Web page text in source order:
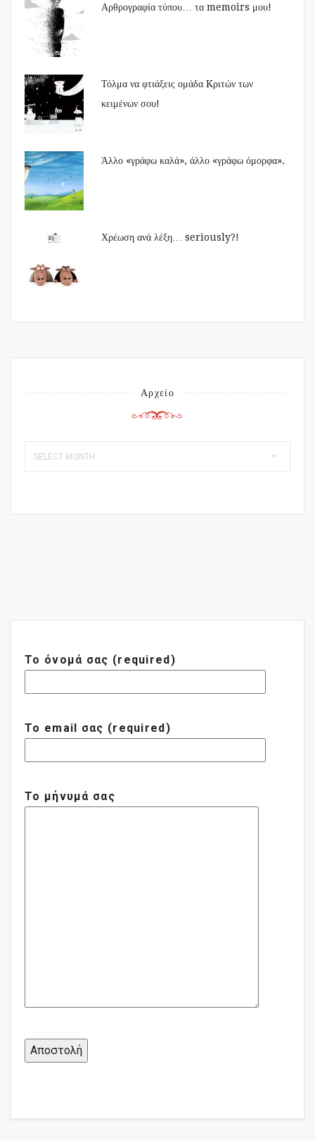
Αρθρογραφία τύπου… τα memoirs μου!
Τόλμα να φτιάξεις ομάδα Kριτών των
κειμένων σου!
Άλλο «γράφω καλά», άλλο «γράφω όμορφα».
Χρέωση ανά λέξη… seriously?!
Αρχείο
Το όνομά σας (required)
Το email σας (required)
Το μήνυμά σας